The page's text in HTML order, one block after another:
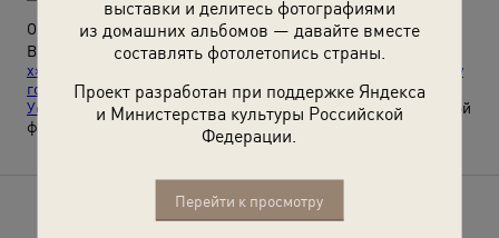
выставки и делитесь фотографиями
из домашних альбомов — давайте вместе
составлять фотолетопись страны.
Проект разработан при поддержке Яндекса
и Министерства культуры Российской
Федерации.
Перейти к просмотру
О фотографии:
Выставки
«Без фильтров–2. Любительская фотография 70-
х»
«Мода в СССР: летние платья 1950–1970-х»
«Хлеб – всему
голова!»,«"Личное и лиричное" фотографа Валерия
Усманова», «Кафе Советского Союза» и«Который час?»
с этой
фотографией.
Расскажите друзьям об этом фото